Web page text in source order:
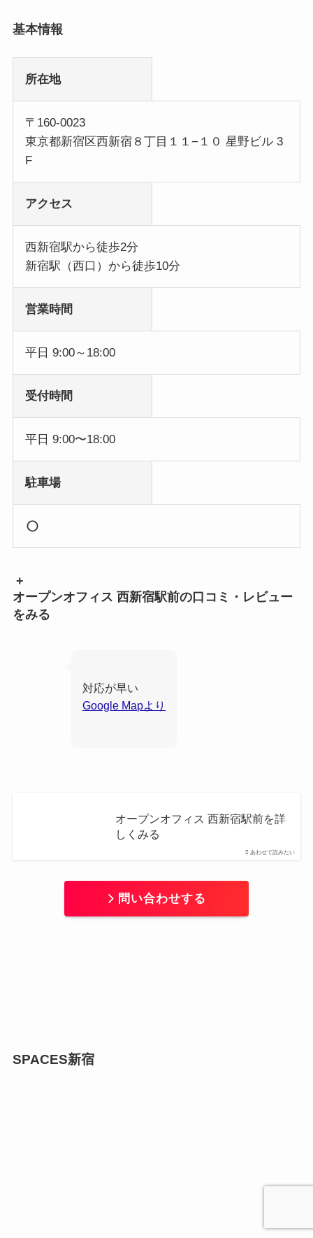
基本情報
所在地
〒160-0023
東京都新宿区西新宿８丁目１１−１０ 星野ビル 3
F
アクセス
西新宿駅から徒歩2分
新宿駅（西口）から徒歩10分
営業時間
平日 9:00～18:00
受付時間
平日 9:00〜18:00
駐車場
+
オープンオフィス 西新宿駅前の口コミ・レビュー
をみる
対応が早い
Google Mapより
あわせて読みたい
オープンオフィス 西新宿駅前を詳
しくみる
問い合わせする
SPACES新宿